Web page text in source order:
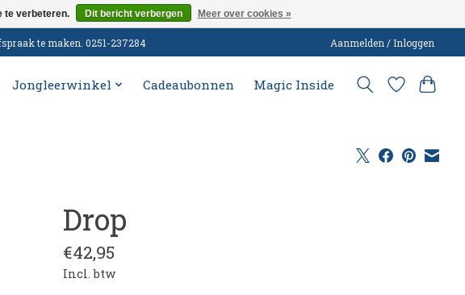
te maken. 0251-237284 Aanmelden / Inloggen
Jongleerwinkel Cadeaubonnen Magic Inside
Drop
€42,95
Incl. btw
te verbeteren. Dit bericht verbergen Meer over cookies »